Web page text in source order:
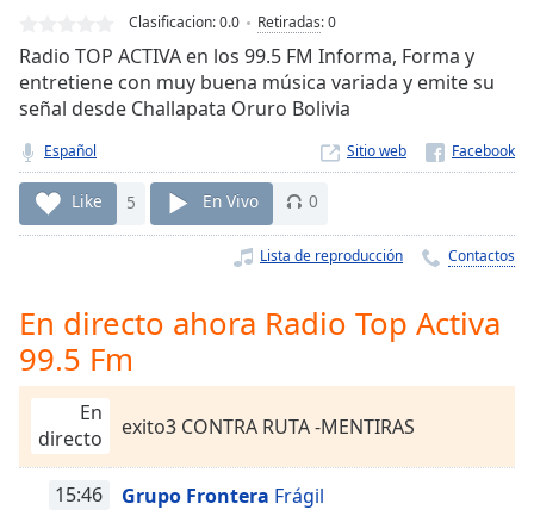
0.00%
Stream
TypeLIVE
live,
currently
behind
LIVE
Remaining
Playback
Rate
Chapters
Chapters
Clasificacion:0.0 Retiradas:0
Radio TOP ACTIVA en los 99.5 FM Informa, Forma y
entretiene con muy buena música variada y emite su
señal desde Challapata Oruro Bolivia
Español Sitio web
Like 5 En Vivo 0
Lista de reproducción Contactos
En directo ahora Radio Top Activa
99.5 Fm
En
directo
exito3 CONTRA RUTA -MENTIRAS
15:46 Grupo Frontera Frágil